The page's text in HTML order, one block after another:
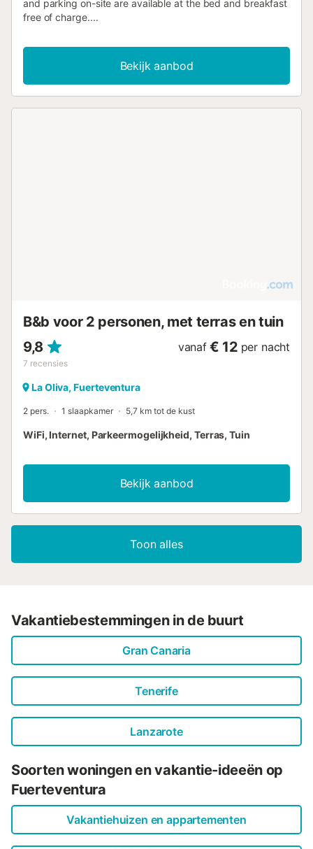
and parking on-site are available at the bed and breakfast
free of charge....
Bekijk aanbod
B&b voor 2 personen, met terras en tuin
9,8
7 recensies
vanaf € 12 per nacht
La Oliva, Fuerteventura
2 pers. 1 slaapkamer 5,7 km tot de kust
WiFi, Internet, Parkeermogelijkheid, Terras, Tuin
Bekijk aanbod
Toon alles
Vakantiebestemmingen in de buurt
Gran Canaria
Tenerife
Lanzarote
Soorten woningen en vakantie-ideeën op
Fuerteventura
Vakantiehuizen en appartementen